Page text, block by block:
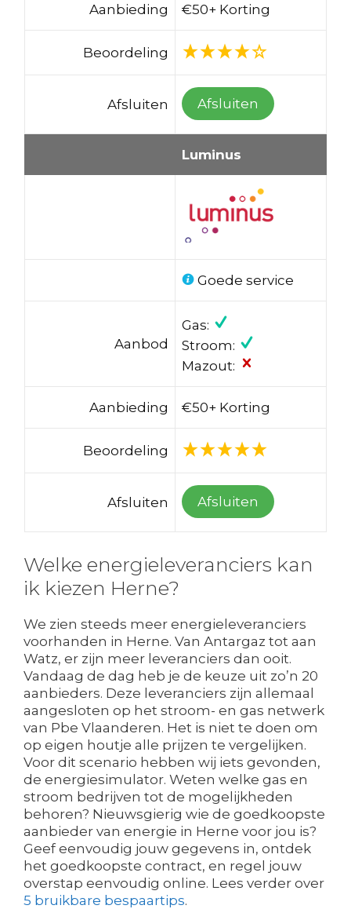
Aanbieding €50+ Korting
Beoordeling
Afsluiten Afsluiten
Luminus
Goede service
Aanbod
Gas:
Stroom:
Mazout:
Aanbieding €50+ Korting
Beoordeling
Afsluiten Afsluiten
Welke energieleveranciers kan
ik kiezen Herne?
We zien steeds meer energieleveranciers
voorhanden in Herne. Van Antargaz tot aan
Watz, er zijn meer leveranciers dan ooit.
Vandaag de dag heb je de keuze uit zo’n 20
aanbieders. Deze leveranciers zijn allemaal
aangesloten op het stroom- en gas netwerk
van Pbe Vlaanderen. Het is niet te doen om
op eigen houtje alle prijzen te vergelijken.
Voor dit scenario hebben wij iets gevonden,
de energiesimulator. Weten welke gas en
stroom bedrijven tot de mogelijkheden
behoren? Nieuwsgierig wie de goedkoopste
aanbieder van energie in Herne voor jou is?
Geef eenvoudig jouw gegevens in, ontdek
het goedkoopste contract, en regel jouw
overstap eenvoudig online. Lees verder over
5 bruikbare bespaartips.